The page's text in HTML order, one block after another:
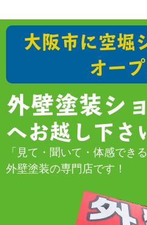
大阪市に空堀
オー
外壁塗装シ
へお越し下さ
「見て・聞いて・体感できる
外壁塗装の専門店です！